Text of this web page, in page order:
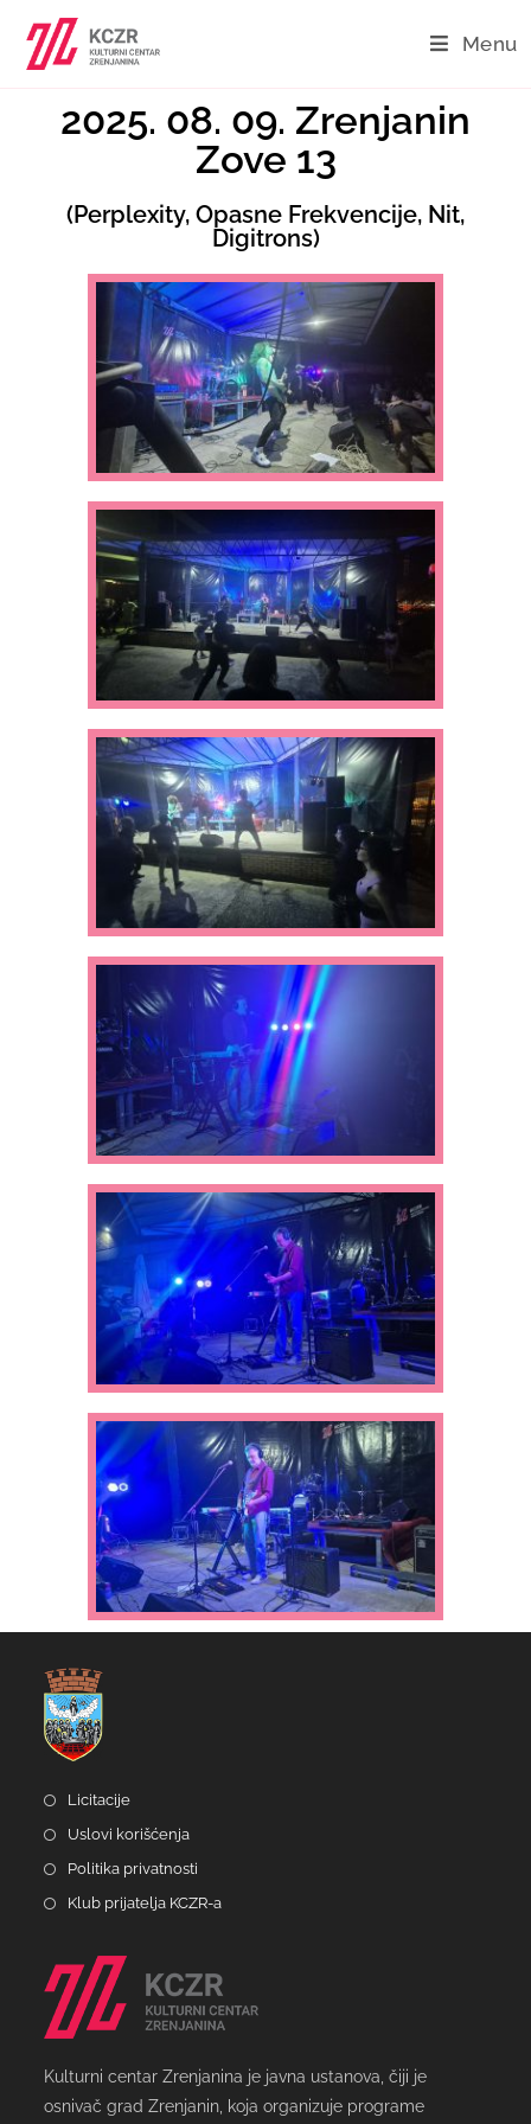
Menu
2025. 08. 09. Zrenjanin
Zove 13
(Perplexity, Opasne Frekvencije, Nit,
Digitrons)
Licitacije
Uslovi korišćenja
Politika privatnosti
Klub prijatelja KCZR-a
Kulturni centar Zrenjanina je javna ustanova, čiji je
osnivač grad Zrenjanin, koja organizuje programe